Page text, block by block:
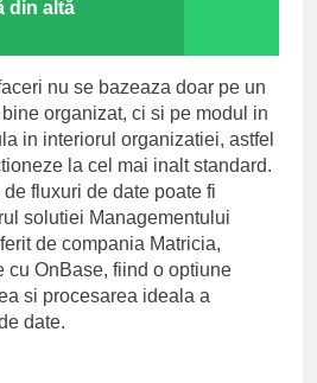
din altă
nu se bazeaza doar pe un
organizat, ci si pe modul in
in interiorul organizatiei, astfel
la cel mai inalt standard.
de fluxuri de date poate fi
solutiei Managementului
de compania Matricia,
cu OnBase, fiind o optiune
si procesarea ideala a
date.